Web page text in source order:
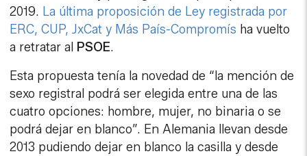
2019. La última proposición de Ley registrada por
ERC, CUP, JxCat y Más País-Compromís ha vuelto
a retratar al PSOE.
Esta propuesta tenía la novedad de “la mención de
sexo registral podrá ser elegida entre una de las
cuatro opciones: hombre, mujer, no binaria o se
podrá dejar en blanco”. En Alemania llevan desde
2013 pudiendo dejar en blanco la casilla y desde